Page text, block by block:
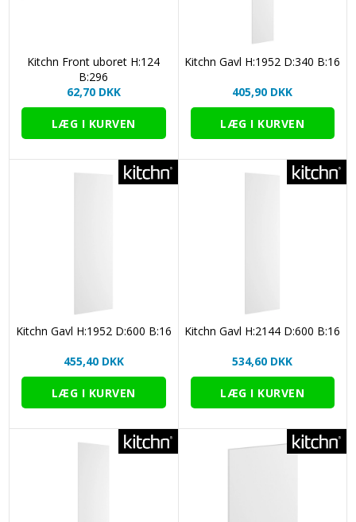
Kitchn Front uboret H:124
B:296
62,70 DKK
Kitchn Gavl H:1952 D:340 B:16
405,90 DKK
Kitchn Gavl H:1952 D:600 B:16
455,40 DKK
Kitchn Gavl H:2144 D:600 B:16
534,60 DKK